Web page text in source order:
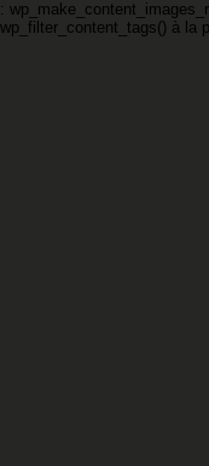
:
wp_filter_content_tags() à la